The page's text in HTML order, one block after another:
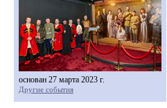
основан 27 марта 2023 г.
Другие события